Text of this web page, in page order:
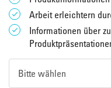
Arbeit erleichtern
Informationen über